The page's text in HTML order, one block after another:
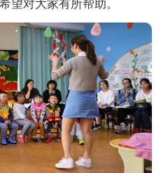
望对大家有所帮助。